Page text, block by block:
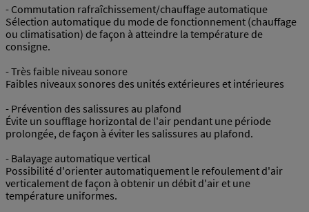
- Commutation rafraîchissement/chauffage automatique
Sélection automatique du mode de fonctionnement (chauffage
ou climatisation) de façon à atteindre la température de
consigne.
- Très faible niveau sonore
Faibles niveaux sonores des unités extérieures et intérieures
- Prévention des salissures au plafond
Évite un soufflage horizontal de l'air pendant une période
prolongée, de façon à éviter les salissures au plafond.
- Balayage automatique vertical
Possibilité d'orienter automatiquement le refoulement d'air
verticalement de façon à obtenir un débit d'air et une
température uniformes.